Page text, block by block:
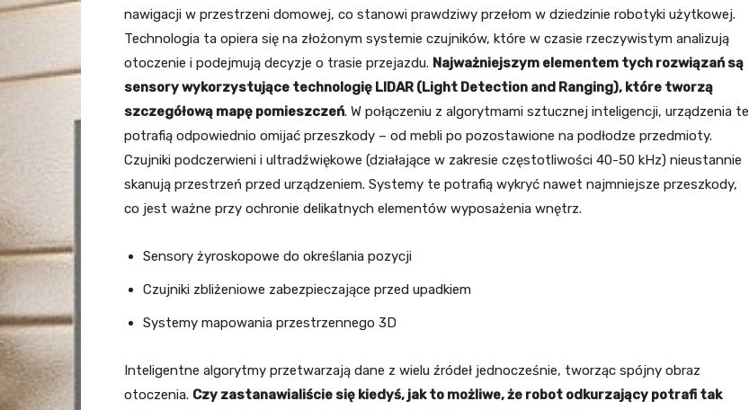
nawigacji w przestrzeni domowej, co stanowi prawdziwy przełom w dziedzinie robotyki użytkowej.
Technologia ta opiera się na złożonym systemie czujników, które w czasie rzeczywistym analizują
otoczenie i podejmują decyzje o trasie przejazdu. Najważniejszym elementem tych rozwiązań są
sensory wykorzystujące technologię LIDAR (Light Detection and Ranging), które tworzą
szczegółową mapę pomieszczeń. W połączeniu z algorytmami sztucznej inteligencji, urządzenia te
potrafią odpowiednio omijać przeszkody – od mebli po pozostawione na podłodze przedmioty.
Czujniki podczerwieni i ultradźwiękowe (działające w zakresie częstotliwości 40-50 kHz) nieustannie
skanują przestrzeń przed urządzeniem. Systemy te potrafią wykryć nawet najmniejsze przeszkody,
co jest ważne przy ochronie delikatnych elementów wyposażenia wnętrz.
Sensory żyroskopowe do określania pozycji
Czujniki zbliżeniowe zabezpieczające przed upadkiem
Systemy mapowania przestrzennego 3D
Inteligentne algorytmy przetwarzają dane z wielu źródeł jednocześnie, tworząc spójny obraz
otoczenia. Czy zastanawialiście się kiedyś, jak to możliwe, że robot odkurzający potrafi tak